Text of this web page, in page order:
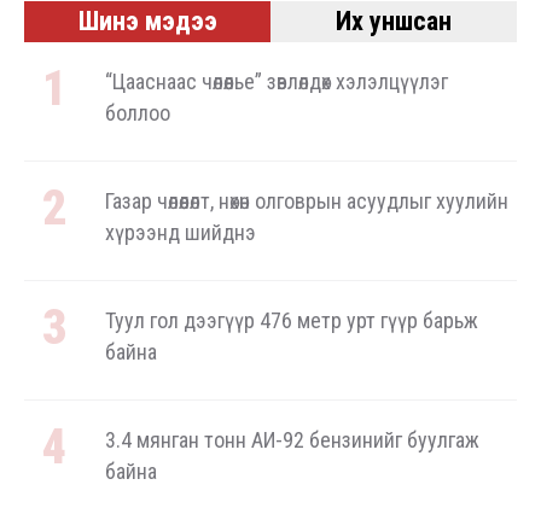
Шинэ мэдээ Их уншсан
“Цааснаас чөлөөлье” зөвлөлдөх хэлэлцүүлэг
боллоо
Газар чөлөөлөлт, нөхөн олговрын асуудлыг хуулийн
хүрээнд шийднэ
Туул гол дээгүүр 476 метр урт гүүр барьж
байна
3.4 мянган тонн АИ-92 бензинийг буулгаж
байна